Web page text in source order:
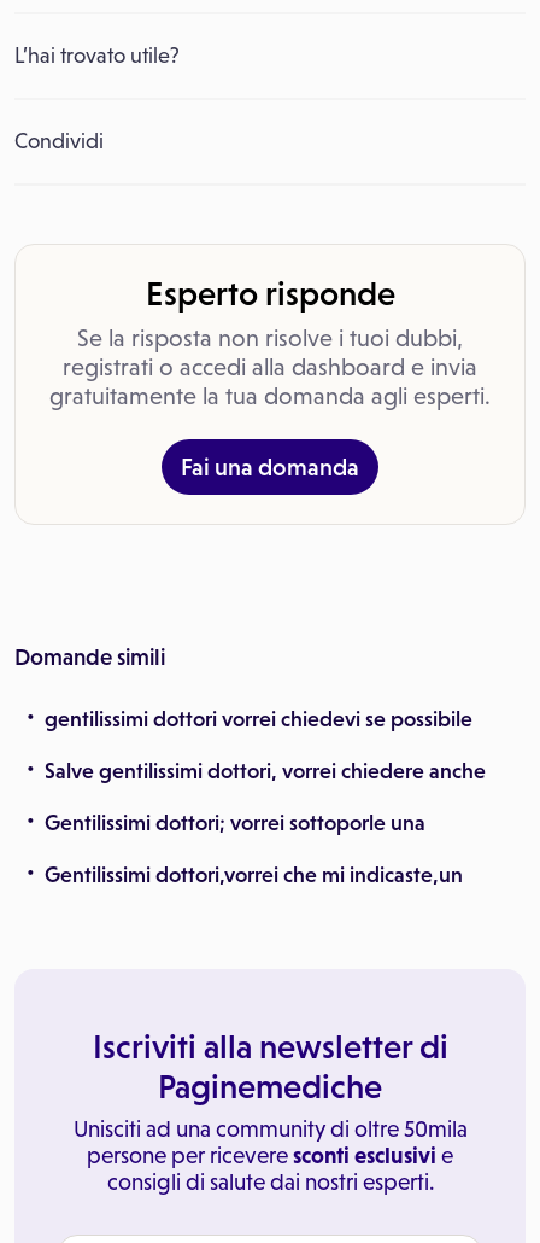
L’hai trovato utile?
Condividi
Esperto risponde
Se la risposta non risolve i tuoi dubbi,
registrati o accedi alla dashboard e invia
gratuitamente la tua domanda agli esperti.
Fai una domanda
Domande simili
gentilissimi dottori vorrei chiedevi se possibile
Salve gentilissimi dottori, vorrei chiedere anche
Gentilissimi dottori; vorrei sottoporle una
Gentilissimi dottori,vorrei che mi indicaste,un
Iscriviti alla newsletter di
Paginemediche
Unisciti ad una community di oltre 50mila
persone per riceveresconti esclusivi e
consigli di salute dai nostri esperti.